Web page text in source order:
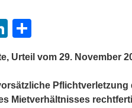
LinkedIn
Urteil vom 29. November
Mietverhältnisses